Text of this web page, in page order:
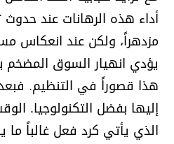
أداء هذه الرهانات عند
مزدهراً، ولكن عند انعكاس
يؤدي انهيار السوق المضخم
هذا قصوراً في التنظيم. فبعد
إليها بفضل التكنولوجيا.
الذي يأتي كرد فعل غالباً ما